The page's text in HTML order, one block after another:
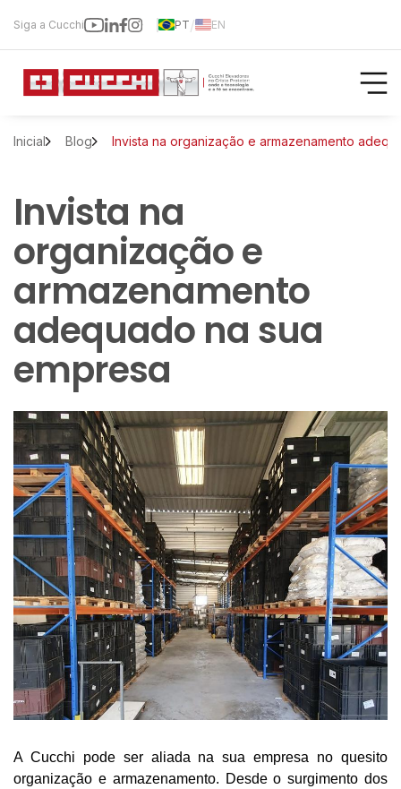
Siga a Cucchi PT / EN
Inicial Blog Invista na organização e armazenamento
Invista na
organização e
armazenamento
adequado na sua
empresa
A Cucchi pode ser aliada na sua empresa no quesito
organização e armazenamento. Desde o surgimento dos